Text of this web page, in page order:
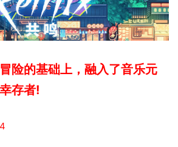
险的基础上，融入了音乐元
存者!